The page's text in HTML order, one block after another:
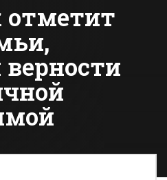
отметит